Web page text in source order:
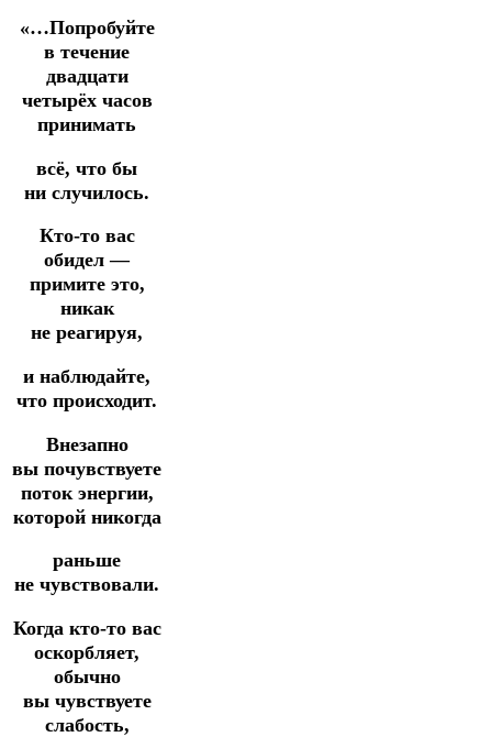
«…Попробуйте
в течение
двадцати
четырёх часов
принимать
всё, что бы
ни случилось.
Кто-то вас
обидел —
примите это,
никак
не реагируя,
и наблюдайте,
что происходит.
Внезапно
вы почувствуете
поток энергии,
которой никогда
раньше
не чувствовали.
Когда кто-то вас
оскорбляет,
обычно
вы чувствуете
слабость,